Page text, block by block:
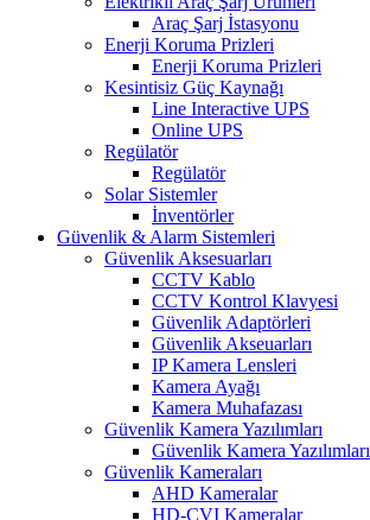
Araç Şarj İstasyonu
Enerji Koruma Prizleri
Enerji Koruma Prizleri
Kesintisiz Güç Kaynağı
Line Interactive UPS
Online UPS
Regülatör
Regülatör
Solar Sistemler
İnventörler
Güvenlik & Alarm Sistemleri
Güvenlik Aksesuarları
CCTV Kablo
CCTV Kontrol Klavyesi
Güvenlik Adaptörleri
Güvenlik Akseuarları
IP Kamera Lensleri
Kamera Ayağı
Kamera Muhafazası
Güvenlik Kamera Yazılımları
Güvenlik Kamera Yazılımları
Güvenlik Kameraları
AHD Kameralar
HD-CVI Kameralar